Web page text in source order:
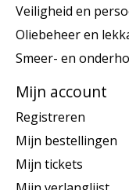
Veiligheid en
Oliebeheer en
Smeer- en
Mijn account
Registreren
Mijn bestellingen
Mijn tickets